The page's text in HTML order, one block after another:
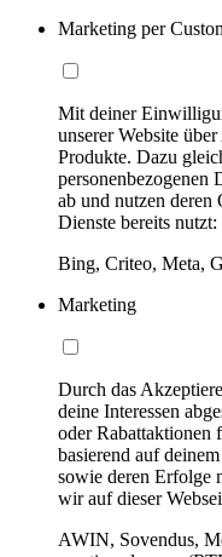
Marketing per
Mit deiner
unserer Website
Produkte. Dazu
personenbezogenen
ab und nutzen deren
Dienste bereits nutzt:
Bing, Criteo, Meta,
Marketing
Durch das
deine Interessen
oder Rabattaktionen
basierend auf
sowie deren Erfolge
wir auf dieser
AWIN, Sovendus,